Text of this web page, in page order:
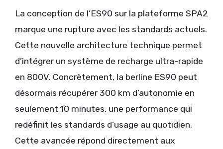
La conception de l’ES90 sur la plateforme SPA2
marque une rupture avec les standards actuels.
Cette nouvelle architecture technique permet
d’intégrer un système de recharge ultra-rapide
en 800V. Concrètement, la berline ES90 peut
désormais récupérer 300 km d’autonomie en
seulement 10 minutes, une performance qui
redéfinit les standards d’usage au quotidien.
Cette avancée répond directement aux